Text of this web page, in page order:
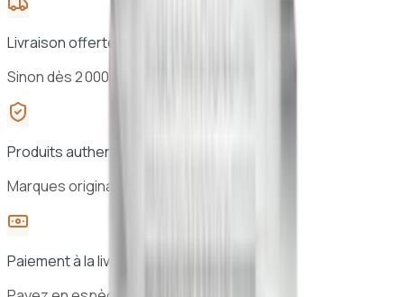
Livraison offerte dès 25 000 F CFA à Dakar
Sinon dès 2 000 F CFA · 24h à 48h au Sénégal
Produits authentiques
Marques originales, sélection vérifiée
Paiement à la livraison